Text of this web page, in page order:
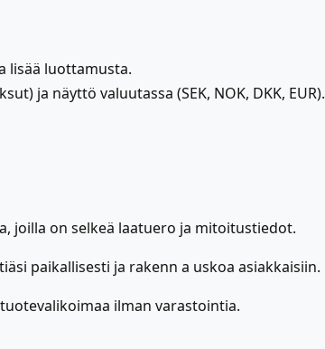
lisää luottamusta.
ja näyttö valuutassa (SEK, NOK, DKK, EUR).
joilla on selkeä laatuero ja mitoitustiedot.
paikallisesti ja rakenn a uskoa asiakkaisiin.
ilman varastointia.